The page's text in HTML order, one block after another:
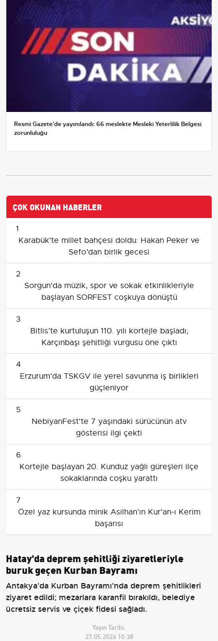
Resmi Gazete'de yayımlandı: 66 meslekte Mesleki Yeterlilik Belgesi
zorunluluğu
ÇOK OKUNAN HABERLER
1
Karabük’te millet bahçesi doldu: Hakan Peker ve
Sefo’dan birlik gecesi
2
Sorgun'da müzik, spor ve sokak etkinlikleriyle
başlayan SORFEST coşkuya dönüştü
3
Bitlis’te kurtuluşun 110. yılı kortejle başladı;
Karçınbaşı şehitliği vurgusu öne çıktı
4
Erzurum'da TSKGV ile yerel savunma iş birlikleri
güçleniyor
5
NebiyanFest'te 7 yaşındaki sürücünün atv
gösterisi ilgi çekti
6
Kortejle başlayan 20. Kunduz yağlı güreşleri ilçe
sokaklarında coşku yarattı
7
Özel yaz kursunda minik Asilhan'ın Kur’an-ı Kerim
başarısı
Hatay'da deprem şehitliği ziyaretleriyle
buruk geçen Kurban Bayramı
Antakya'da Kurban Bayramı'nda deprem şehitlikleri
ziyaret edildi; mezarlara karanfil bırakıldı, belediye
ücretsiz servis ve çiçek fidesi sağladı.
Yayın Tarihi:
27.05.2026 10:38